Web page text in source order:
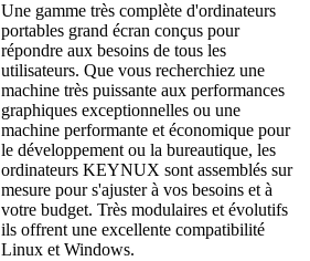
Une gamme très complète d'ordinateurs
portables grand écran conçus pour
répondre aux besoins de tous les
utilisateurs. Que vous recherchiez une
machine très puissante aux performances
graphiques exceptionnelles ou une
machine performante et économique pour
le développement ou la bureautique, les
ordinateurs KEYNUX sont assemblés sur
mesure pour s'ajuster à vos besoins et à
votre budget. Très modulaires et évolutifs
ils offrent une excellente compatibilité
Linux et Windows.